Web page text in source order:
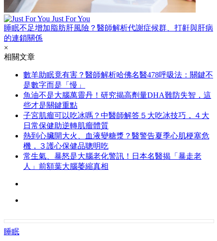
Just For You
睡眠不足增加脂肪肝風險？醫師解析代謝症候群、打鼾與肝病
的連鎖關係
×
相關文章
數羊助眠竟有害？醫師解析哈佛名醫478呼吸法：關鍵不
是數字而是「慢」
魚油不是大腦萬靈丹！研究揭高劑量DHA難防失智，這
些才是關鍵重點
子宮肌瘤可以吃冰嗎？中醫師解答５大吃冰技巧，４大
日常保健助逆轉肌瘤體質
熱到心臟開大火、血液變糖漿？醫警告夏季心肌梗塞危
機，３護心保健品聰明吃
常生氣、暴怒是大腦老化警訊！日本名醫揭「暴走老
人」前額葉大腦萎縮真相
睡眠